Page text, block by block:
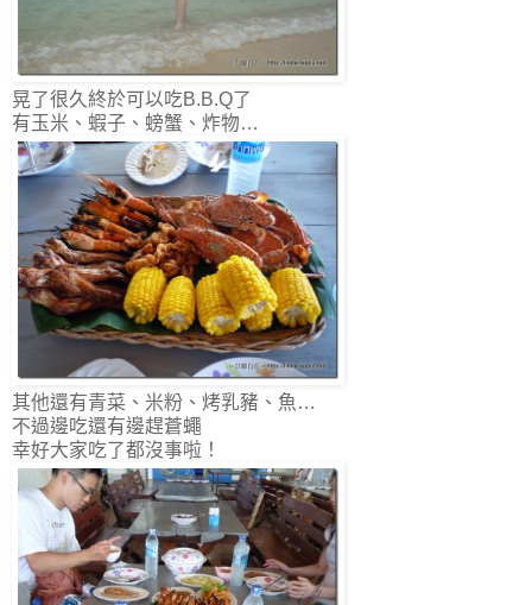
晃了很久終於可以吃B.B.Q了
有玉米、蝦子、螃蟹、炸物…
其他還有青菜、米粉、烤乳豬、魚…
不過邊吃還有邊趕蒼蠅
幸好大家吃了都沒事啦！